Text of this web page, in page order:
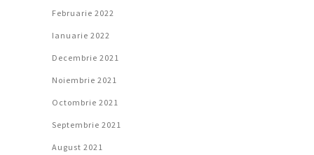
Februarie 2022
Ianuarie 2022
Decembrie 2021
Noiembrie 2021
Octombrie 2021
Septembrie 2021
August 2021